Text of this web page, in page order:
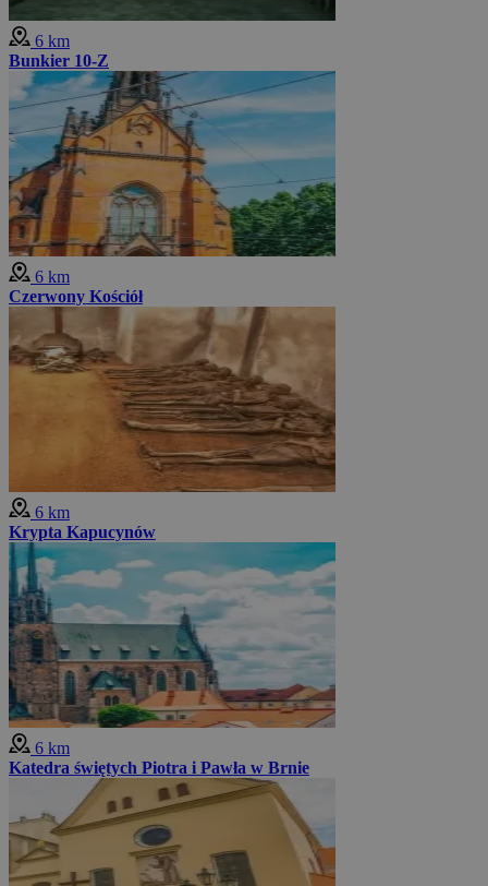
6 km
Bunkier 10-Z
6 km
Czerwony Kościół
6 km
Krypta Kapucynów
6 km
Katedra świętych Piotra i Pawła w Brnie